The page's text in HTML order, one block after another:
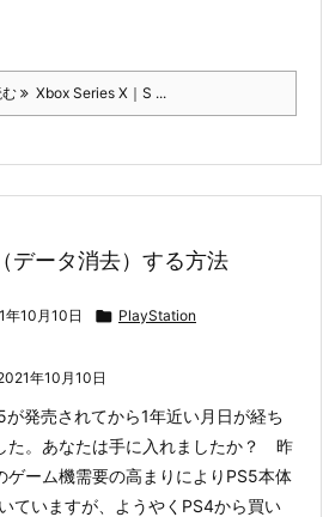
Xbox Series X｜S ...
データ消去）する方法
年10月10日  PlayStation
年10月10日
が発売されてから1年近い月日が経ち
た。あなたは手に入れましたか？ 昨
ゲーム機需要の高まりによりPS5本体
ていますが、ようやくPS4から買い